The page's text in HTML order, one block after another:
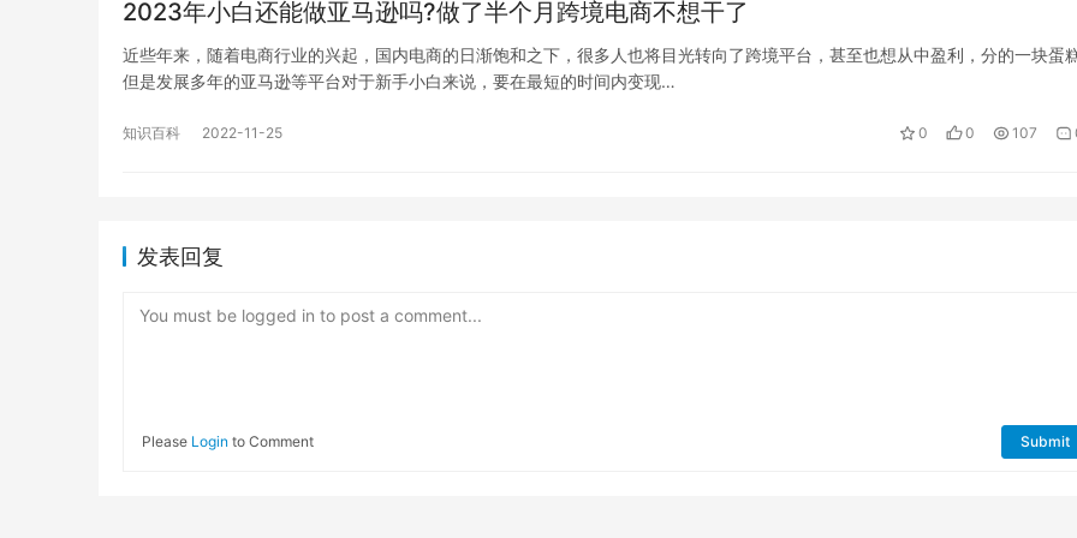
2023年小白还能做亚马逊吗?做了半个月跨境电商不想干了
近些年来，随着电商行业的兴起，国内电商的日渐饱和之下，很多人也将目光转向了跨境平台，甚至也想从中盈利，分的一块蛋
但是发展多年的亚马逊等平台对于新手小白来说，要在最短的时间内变现…
知识百科 2022-11-25 0 0 107
发表回复
You must be logged in to post a comment...
Please Login to Comment Submit